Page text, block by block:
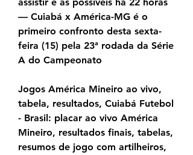
— Cuiabá x América-MG é o
primeiro confronto desta sexta-
feira (15) pela 23ª rodada da Série
A do Campeonato
Jogos América Mineiro ao vivo,
tabela, resultados, Cuiabá Futebol
- Brasil: placar ao vivo América
Mineiro, resultados finais, tabelas,
resumos de jogo com artilheiros,